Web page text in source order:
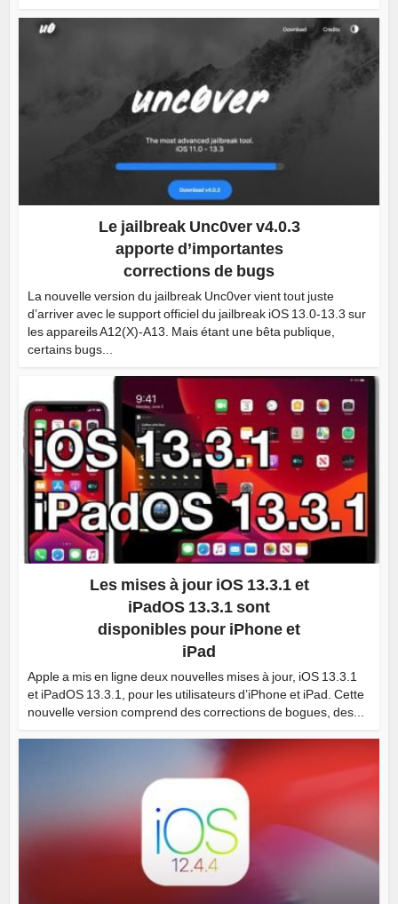
Le jailbreak Unc0ver v4.0.3
apporte d’importantes
corrections de bugs
La nouvelle version du jailbreak Unc0ver vient tout juste
d’arriver avec le support officiel du jailbreak iOS 13.0-13.3 sur
les appareils A12(X)-A13. Mais étant une bêta publique,
certains bugs...
Les mises à jour iOS 13.3.1 et
iPadOS 13.3.1 sont
disponibles pour iPhone et
iPad
Apple a mis en ligne deux nouvelles mises à jour, iOS 13.3.1
et iPadOS 13.3.1, pour les utilisateurs d’iPhone et iPad. Cette
nouvelle version comprend des corrections de bogues, des...